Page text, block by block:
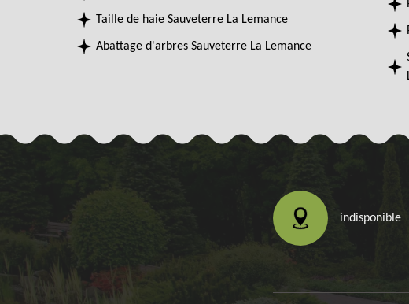
Taille de haie Sauveterre La Lemance
Abattage d'arbres Sauveterre La Lemance
indisponible